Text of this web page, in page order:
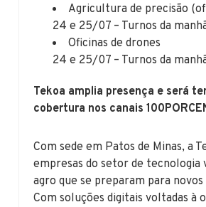
Agricultura de precisão
24 e 25/07 – Turnos da
Oficinas de drones
24 e 25/07 – Turnos da
Tekoa amplia presença e será
cobertura nos canais
Com sede em Patos de Minas, a
empresas do setor de tecnologia
agro que se preparam para novos
Com soluções digitais voltadas à